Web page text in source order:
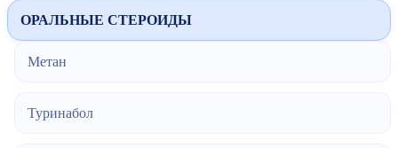
ОРАЛЬНЫЕ СТЕРОИДЫ
Метан
Туринабол